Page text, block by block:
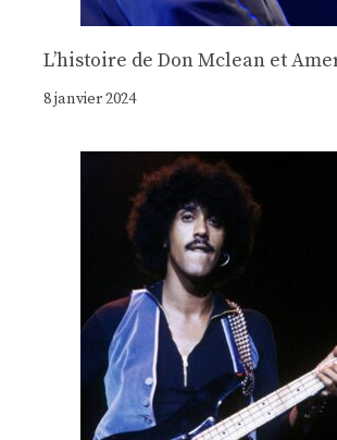
Lʼhistoire de Don Mclean et
8 janvier 2024